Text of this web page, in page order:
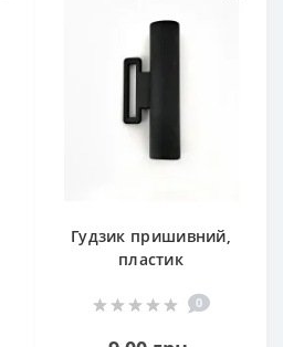
Гудзик пришивний,
пластик
0